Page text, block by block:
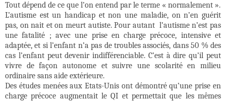
Tout dépend de ce que l’on entend par le terme « normalement ».
L’autisme est un handicap et non une maladie, on n’en guérit
pas, on nait et on meurt autiste. Pour autant l’autisme n’est pas
une fatalité ; avec une prise en charge précoce, intensive et
adaptée, et si l’enfant n’a pas de troubles associés, dans 50 % des
cas l’enfant peut devenir indifférenciable. C’est à dire qu’il peut
vivre de façon autonome et suivre une scolarité en milieu
ordinaire sans aide extérieure.
Des études menées aux Etats-Unis ont démontré qu’une prise en
charge précoce augmentait le QI et permettait que les mêmes